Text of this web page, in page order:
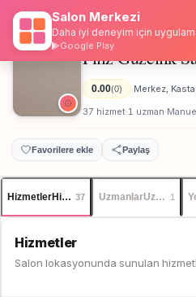
İstanbul
Anasayfa / Kastamonu / Filiz Güzellik
Filiz Güzellik
0.00(0) ·Merkez,
37 hizmet·1 uzman·
Favorilere ekle Paylaş
HizmetlerHizmetler
37 UzmanlarUzmanlar
1
Hizmetler
Salon lokasyonunda sunulan
Salon Merkezi
Daha iyi deneyim için
Google Play